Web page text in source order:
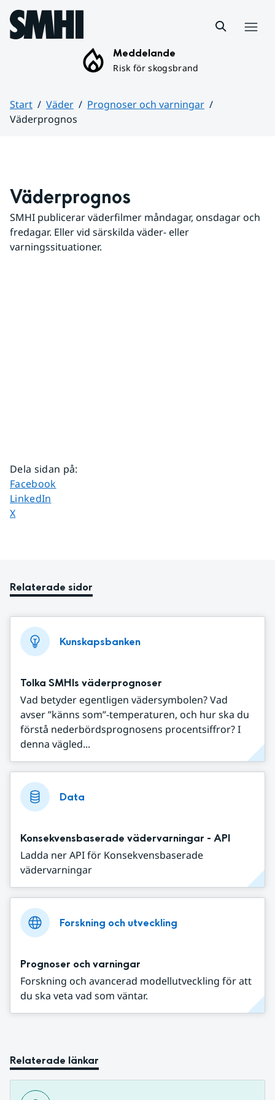
Hoppa till sidans innehåll
Meddelande
Risk för skogsbrand
Start Väder
Prognoser och varningar
Väderprognos
Väderprognos
SMHI publicerar väderfilmer måndagar, onsdagar och
fredagar. Eller vid särskilda väder- eller
varningssituationer.
Dela sidan på:
Dela sidan på
Facebook
Dela sidan på
LinkedIn
Dela sidan på
X
Relaterade sidor
Kunskapsbanken
Tolka SMHIs väderprognoser
Vad betyder egentligen vädersymbolen? Vad
avser ”känns som”-temperaturen, och hur ska du
förstå nederbördsprognosens procentsiffror? I
denna vägled...
Data
Konsekvensbaserade vädervarningar - API
Ladda ner API för Konsekvensbaserade
vädervarningar
Forskning och utveckling
Prognoser och varningar
Forskning och avancerad modellutveckling för att
du ska veta vad som väntar.
Relaterade länkar